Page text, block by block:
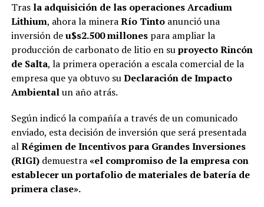
Tras la adquisición de las operaciones Arcadium
Lithium, ahora la mineraRío Tintoanunció una
inversión deu$s2.500 millonespara ampliar la
producción de carbonato de litio en suproyecto Rincón
de Salta, la primera operación a escala comercial de la
empresa que ya obtuvo suDeclaración de Impacto
Ambientalun año atrás.
Según indicó la compañía a través de un comunicado
enviado, esta decisión de inversión que será presentada
alRégimen de Incentivos para Grandes Inversiones
(RIGI) demuestra«el compromiso de la empresa con
establecer un portafolio de materiales de batería de
primera clase».